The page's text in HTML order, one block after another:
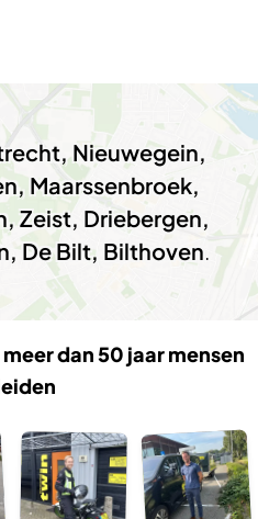
Nieuwegein,
Maarssenbroek,
Zeist, Driebergen,
De Bilt, Bilthoven.
dan 50 jaar mensen